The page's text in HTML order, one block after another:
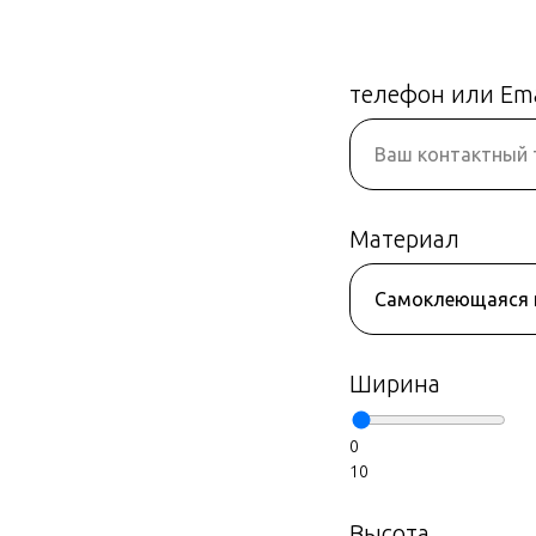
телефон или
Материал
Ширина
0
10